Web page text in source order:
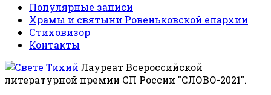
Популярные записи
Храмы и святыни Ровеньковской епархии
Стиховизор
Контакты
Лауреат Всероссийской
литературной премии СП России "СЛОВО-2021".